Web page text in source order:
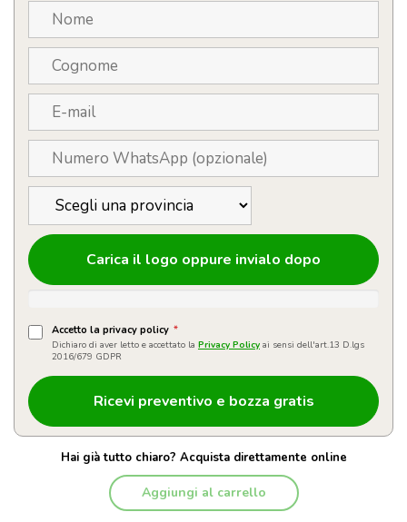
Carica il logo oppure invialo dopo
Accetto la privacy policy *
Dichiaro di aver letto e accettato la Privacy Policy ai sensi dell'art.13 D.lgs
2016/679 GDPR
Hai già tutto chiaro? Acquista direttamente online
Aggiungi al carrello